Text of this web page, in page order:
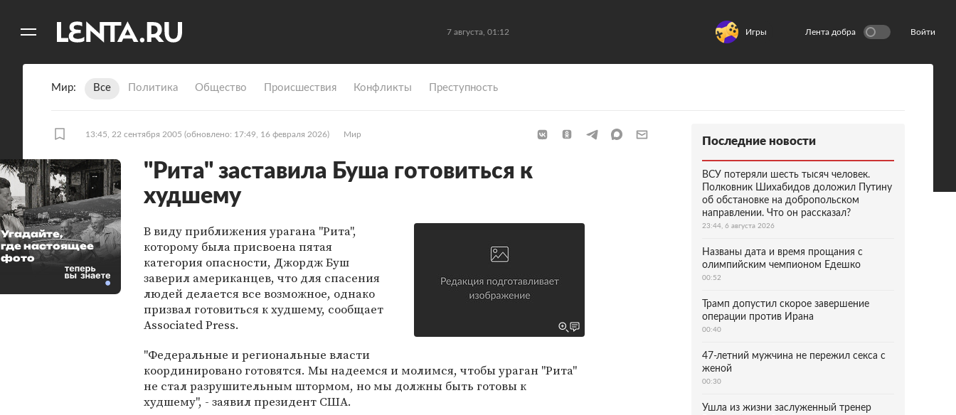
7 августа, 01:12 Игры Лента добра Войти
Мир Все Политика Общество Происшествия Конфликты Преступность
13:45, 22 сентября 2005 (обновлено: 17:49, 16 февраля 2026) Мир
"Рита" заставила Буша готовиться к
худшему
В виду приближения урагана "Рита",
которому была присвоена пятая
категория опасности, Джордж Буш
заверил американцев, что для спасения
людей делается все возможное, однако
призвал готовиться к худшему, сообщает
Associated Press.
"Федеральные и региональные власти
координировано готовятся. Мы надеемся и молимся, чтобы ураган "Рита"
не стал разрушительным штормом, но мы должны быть готовы к
худшему", - заявил президент США.
Угадайте,
где настоящее
фото
Последние новости
ВСУ потеряли шесть тысяч человек.
Полковник Шихабидов доложил Путину
об обстановке на добропольском
направлении. Что он рассказал?
23:44, 6 августа 2026
Названы дата и время прощания с
олимпийским чемпионом Едешко
00:52
Трамп допустил скорое завершение
операции против Ирана
00:40
47-летний мужчина не пережил секса с
женой
00:30
Ушла из жизни заслуженный тренер